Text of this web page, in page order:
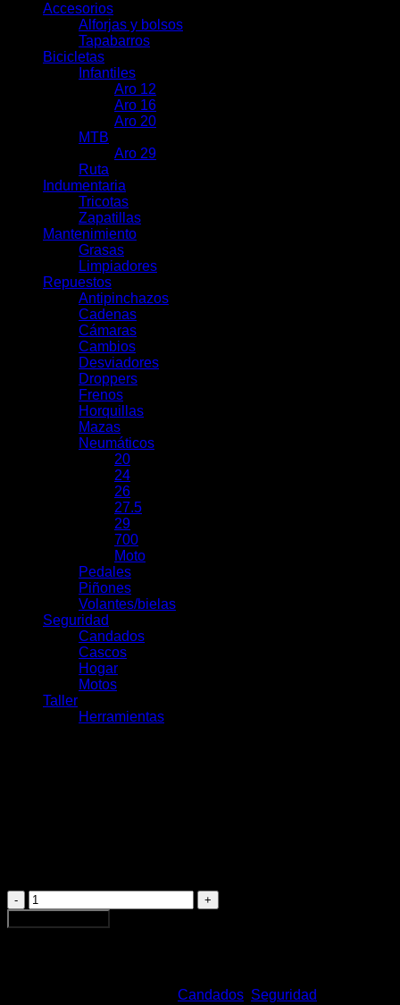
Accesorios
Alforjas y bolsos
Tapabarros
Bicicletas
Infantiles
Aro 12
Aro 16
Aro 20
MTB
Aro 29
Ruta
Indumentaria
Tricotas
Zapatillas
Mantenimiento
Grasas
Limpiadores
Repuestos
Antipinchazos
Cadenas
Cámaras
Cambios
Desviadores
Droppers
Frenos
Horquillas
Mazas
Neumáticos
20
24
26
27.5
29
700
Moto
Pedales
Piñones
Volantes/bielas
Seguridad
Candados
Cascos
Hogar
Motos
Taller
Herramientas
Ultra
Mini
410/150HB180
Candados Seguridad